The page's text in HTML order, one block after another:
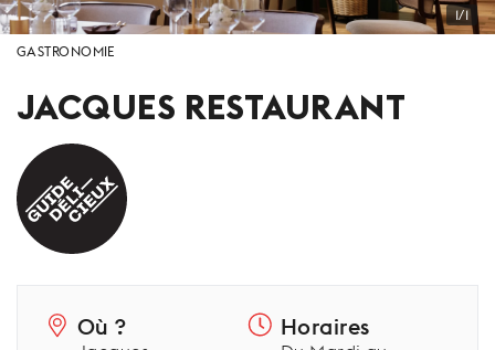
1/1
GASTRONOMIE
JACQUES RESTAURANT
Où ? Horaires